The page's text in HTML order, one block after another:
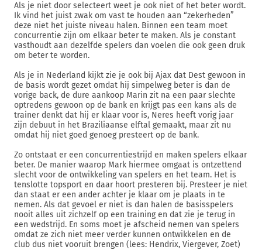
Als je niet door selecteert weet je ook niet of het beter wordt.
Ik vind het juist zwak om vast te houden aan “zekerheden”
deze niet het juiste niveau halen. Binnen een team moet
concurrentie zijn om elkaar beter te maken. Als je constant
vasthoudt aan dezelfde spelers dan voelen die ook geen druk
om beter te worden.
Als je in Nederland kijkt zie je ook bij Ajax dat Dest gewoon in
de basis wordt gezet omdat hij simpelweg beter is dan de
vorige back, de dure aankoop Marin zit na een paar slechte
optredens gewoon op de bank en krijgt pas een kans als de
trainer denkt dat hij er klaar voor is, Neres heeft vorig jaar
zijn debuut in het Braziliaanse elftal gemaakt, maar zit nu
omdat hij niet goed genoeg presteert op de bank.
Zo ontstaat er een concurrentiestrijd en maken spelers elkaar
beter. De manier waarop Mark hiermee omgaat is ontzettend
slecht voor de ontwikkeling van spelers en het team. Het is
tenslotte topsport en daar hoort presteren bij. Presteer je niet
dan staat er een ander achter je klaar om je plaats in te
nemen. Als dat gevoel er niet is dan halen de basisspelers
nooit alles uit zichzelf op een training en dat zie je terug in
een wedstrijd. En soms moet je afscheid nemen van spelers
omdat ze zich niet meer verder kunnen ontwikkelen en de
club dus niet vooruit brengen (lees: Hendrix, Viergever, Zoet)